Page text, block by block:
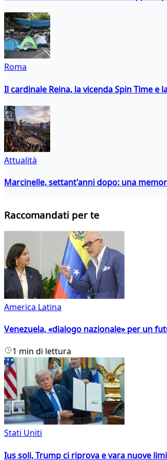
Roma
Il cardinale Reina, la vicenda Spin Time e
Attualità
Marcinelle, settant'anni dopo: una
Raccomandati per te
America Latina
Venezuela, «dialogo nazionale» per un
1 min di lettura
Stati Uniti
Ius soli, Trump ci riprova e vara nuove